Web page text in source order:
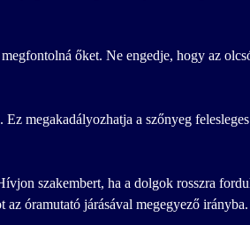
őket. Ne engedje, hogy az
megakadályozhatja a szőnyeg
szakembert, ha a dolgok rosszra
óramutató járásával megegyező irányba.